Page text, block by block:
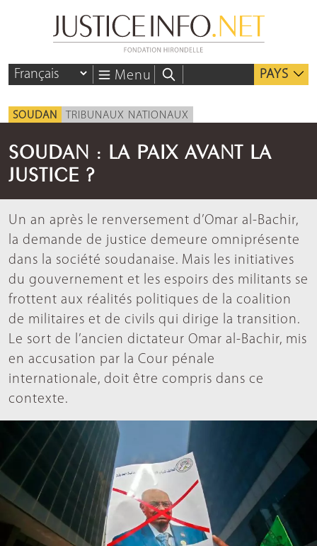
Menu PAYS
SOUDAN TRIBUNAUX NATIONAUX
SOUDAN : LA PAIX AVANT LA
JUSTICE ?
Un an après le renversement d’Omar al-Bachir,
la demande de justice demeure omniprésente
dans la société soudanaise. Mais les initiatives
du gouvernement et les espoirs des militants se
frottent aux réalités politiques de la coalition
de militaires et de civils qui dirige la transition.
Le sort de l’ancien dictateur Omar al-Bachir, mis
en accusation par la Cour pénale
internationale, doit être compris dans ce
contexte.